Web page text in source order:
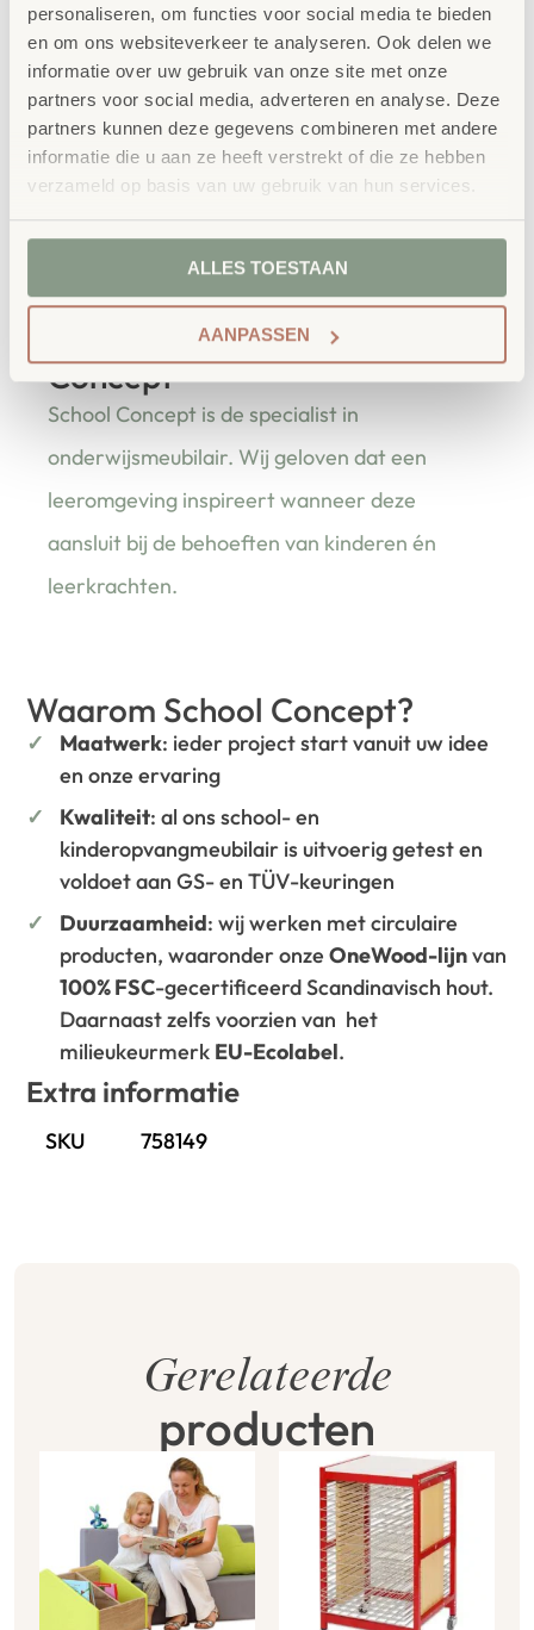
personaliseren, om functies voor social media te bieden
en om ons websiteverkeer te analyseren. Ook delen we
informatie over uw gebruik van onze site met onze
partners voor social media, adverteren en analyse. Deze
partners kunnen deze gegevens combineren met andere
informatie die u aan ze heeft verstrekt of die ze hebben
verzameld op basis van uw gebruik van hun services.
ALLES TOESTAAN
AANPASSEN
Productbeschrijving
Het Educasa Huispodium Premium combineert podium
en speelhuis in één creatief meubel. Kinderen kunnen
toneelspelen, muziek maken of verhalen vertellen. De
stevige constructie garandeert veiligheid en langdurig
gebruik. Ideaal voor basisscholen en BSO’s die expressie
en samenwerking willen stimuleren.
bestellen bij School
Concept
School Concept is de specialist in
onderwijsmeubilair. Wij geloven dat een
leeromgeving inspireert wanneer deze
aansluit bij de behoeften van kinderen én
leerkrachten.
Waarom School Concept?
Maatwerk: ieder project start vanuit uw idee
en onze ervaring
Kwaliteit: al ons school- en
kinderopvangmeubilair is uitvoerig getest en
voldoet aan GS- en TÜV-keuringen
Duurzaamheid: wij werken met circulaire
producten, waaronder onzeOneWood-lijnvan
100% FSC-gecertificeerd Scandinavisch hout.
Daarnaast zelfs voorzien van het
milieukeurmerk EU-Ecolabel.
Extra informatie
SKU 758149
Gerelateerde
producten